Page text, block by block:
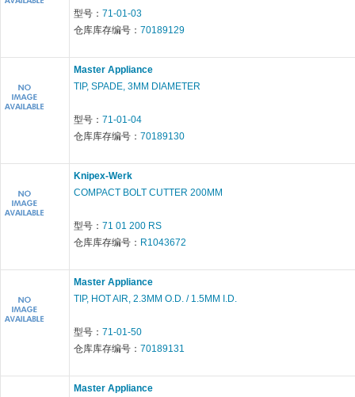
型号： 71-01-03
仓库库存编号： 70189129
Master Appliance
TIP, SPADE, 3MM DIAMETER
型号： 71-01-04
仓库库存编号： 70189130
Knipex-Werk
COMPACT BOLT CUTTER 200MM
型号： 71 01 200 RS
仓库库存编号： R1043672
Master Appliance
TIP, HOT AIR, 2.3MM O.D. / 1.5MM I.D.
型号： 71-01-50
仓库库存编号： 70189131
Master Appliance